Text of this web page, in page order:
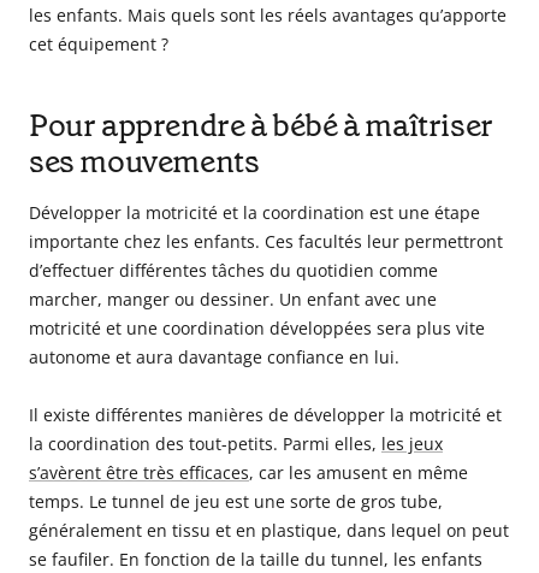
les enfants. Mais quels sont les réels avantages qu’apporte
cet équipement ?
Pour apprendre à bébé à maîtriser
ses mouvements
Développer la motricité et la coordination est une étape
importante chez les enfants. Ces facultés leur permettront
d’effectuer différentes tâches du quotidien comme
marcher, manger ou dessiner. Un enfant avec une
motricité et une coordination développées sera plus vite
autonome et aura davantage confiance en lui.
Il existe différentes manières de développer la motricité et
la coordination des tout-petits. Parmi elles, les jeux
s’avèrent être très efficaces, car les amusent en même
temps. Le tunnel de jeu est une sorte de gros tube,
généralement en tissu et en plastique, dans lequel on peut
se faufiler. En fonction de la taille du tunnel, les enfants